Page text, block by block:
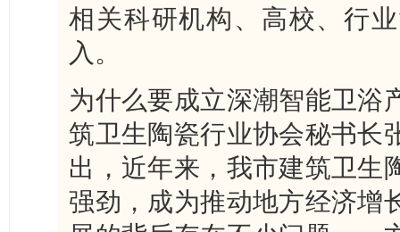
相关科研机构、高校、行
入。
为什么要成立深潮智能卫浴
筑卫生陶瓷行业协会秘书长
出，近年来，我市建筑卫生
强劲，成为推动地方经济增